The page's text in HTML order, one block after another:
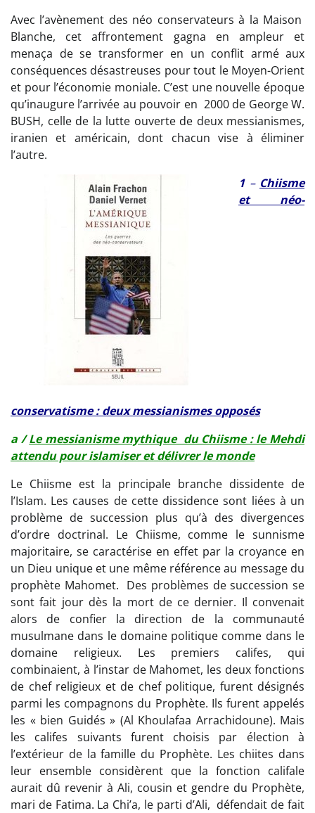
Avec l’avènement des néo conservateurs à la Maison
Blanche, cet affrontement gagna en ampleur et
menaça de se transformer en un conflit armé aux
conséquences désastreuses pour tout le Moyen-Orient
et pour l’économie moniale. C’est une nouvelle époque
qu’inaugure l’arrivée au pouvoir en 2000 de George W.
BUSH, celle de la lutte ouverte de deux messianismes,
iranien et américain, dont chacun vise à éliminer
l’autre.
1 – Chiisme
et néo-
conservatisme : deux messianismes opposés
a /Le messianisme mythique du Chiisme : le Mehdi
attendu pour islamiser et délivrer le monde
Le Chiisme est la principale branche dissidente de
l’Islam. Les causes de cette dissidence sont liées à un
problème de succession plus qu’à des divergences
d’ordre doctrinal. Le Chiisme, comme le sunnisme
majoritaire, se caractérise en effet par la croyance en
un Dieu unique et une même référence au message du
prophète Mahomet. Des problèmes de succession se
sont fait jour dès la mort de ce dernier. Il convenait
alors de confier la direction de la communauté
musulmane dans le domaine politique comme dans le
domaine religieux. Les premiers califes, qui
combinaient, à l’instar de Mahomet, les deux fonctions
de chef religieux et de chef politique, furent désignés
parmi les compagnons du Prophète. Ils furent appelés
les « bien Guidés » (Al Khoulafaa Arrachidoune). Mais
les califes suivants furent choisis par élection à
l’extérieur de la famille du Prophète. Les chiites dans
leur ensemble considèrent que la fonction califale
aurait dû revenir à Ali, cousin et gendre du Prophète,
mari de Fatima. La Chi’a, le parti d’Ali, défendait de fait